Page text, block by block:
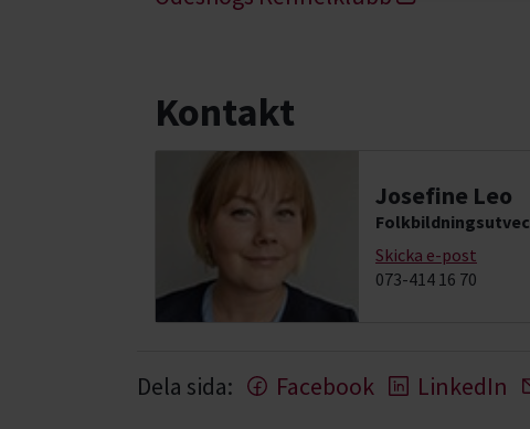
Kontakt
Josefine Leo
Skicka e-post
073-414 16 70
Dela sida: Facebook LinkedIn